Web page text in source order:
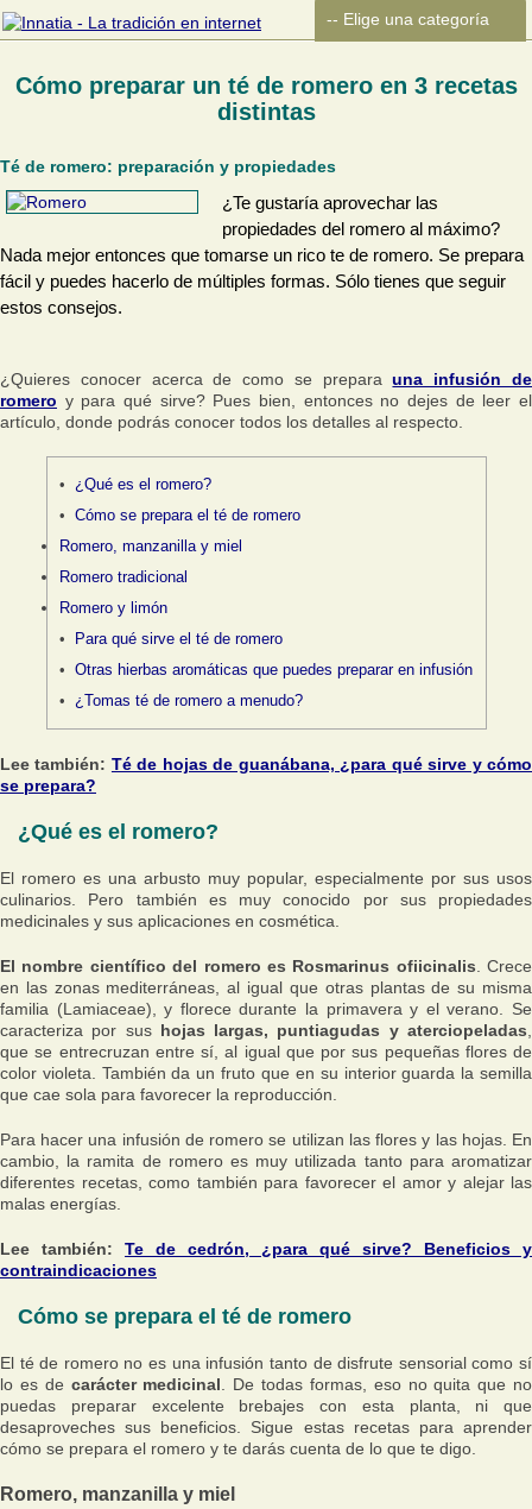
Cómo preparar un té de romero en 3 recetas
distintas
Té de romero: preparación y propiedades
¿Te gustaría aprovechar las
propiedades del romero al máximo?
Nada mejor entonces que tomarse un rico te de romero. Se prepara
fácil y puedes hacerlo de múltiples formas. Sólo tienes que seguir
estos consejos.
¿Quieres conocer acerca de como se preparauna infusión de
romero y para qué sirve? Pues bien, entonces no dejes de leer el
artículo, donde podrás conocer todos los detalles al respecto.
¿Qué es el romero?
Cómo se prepara el té de romero
Romero, manzanilla y miel
Romero tradicional
Romero y limón
Para qué sirve el té de romero
Otras hierbas aromáticas que puedes preparar en infusión
¿Tomas té de romero a menudo?
Lee también: Té de hojas de guanábana, ¿para qué sirve y cómo
se prepara?
¿Qué es el romero?
El romero es una arbusto muy popular, especialmente por sus usos
culinarios. Pero también es muy conocido por sus propiedades
medicinales y sus aplicaciones en cosmética.
El nombre científico del romero es Rosmarinus ofiicinalis . Crece
en las zonas mediterráneas, al igual que otras plantas de su misma
familia (Lamiaceae), y florece durante la primavera y el verano. Se
caracteriza por sus hojas largas, puntiagudas y aterciopeladas
que se entrecruzan entre sí, al igual que por sus pequeñas flores de
color violeta. También da un fruto que en su interior guarda la semilla
que cae sola para favorecer la reproducción.
Para hacer una infusión de romero se utilizan las flores y las hojas. En
cambio, la ramita de romero es muy utilizada tanto para aromatizar
diferentes recetas, como también para favorecer el amor y alejar las
malas energías.
Lee también: Te de cedrón, ¿para qué sirve? Beneficios y
contraindicaciones
Cómo se prepara el té de romero
El té de romero no es una infusión tanto de disfrute sensorial como sí
lo es de carácter medicinal . De todas formas, eso no quita que no
puedas preparar excelente brebajes con esta planta, ni que
desaproveches sus beneficios. Sigue estas recetas para aprender
cómo se prepara el romero y te darás cuenta de lo que te digo.
Romero, manzanilla y miel